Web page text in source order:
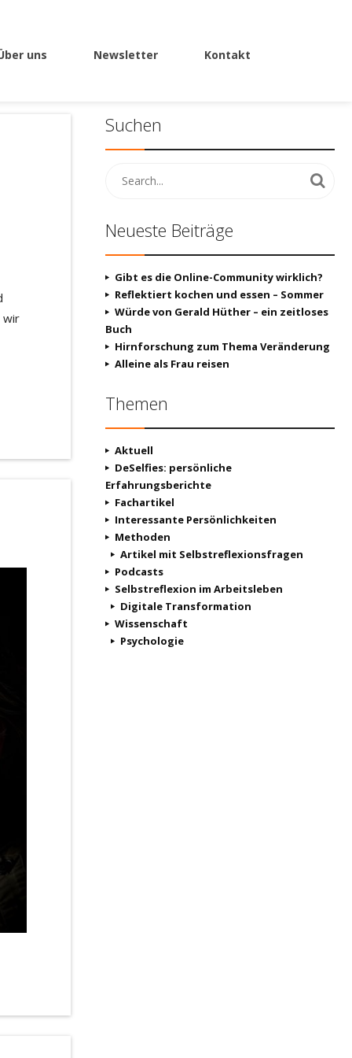
uns Newsletter Kontakt
wir
Suchen
Neueste Beiträge
Gibt es die Online-Community wirklich?
Reflektiert kochen und essen – Sommer
Würde von Gerald Hüther – ein zeitloses
Buch
Hirnforschung zum Thema Veränderung
Alleine als Frau reisen
Themen
Aktuell
DeSelfies: persönliche
Erfahrungsberichte
Fachartikel
Interessante Persönlichkeiten
Methoden
Artikel mit Selbstreflexionsfragen
Podcasts
Selbstreflexion im Arbeitsleben
Digitale Transformation
Wissenschaft
Psychologie